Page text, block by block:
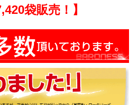
袋販売！】